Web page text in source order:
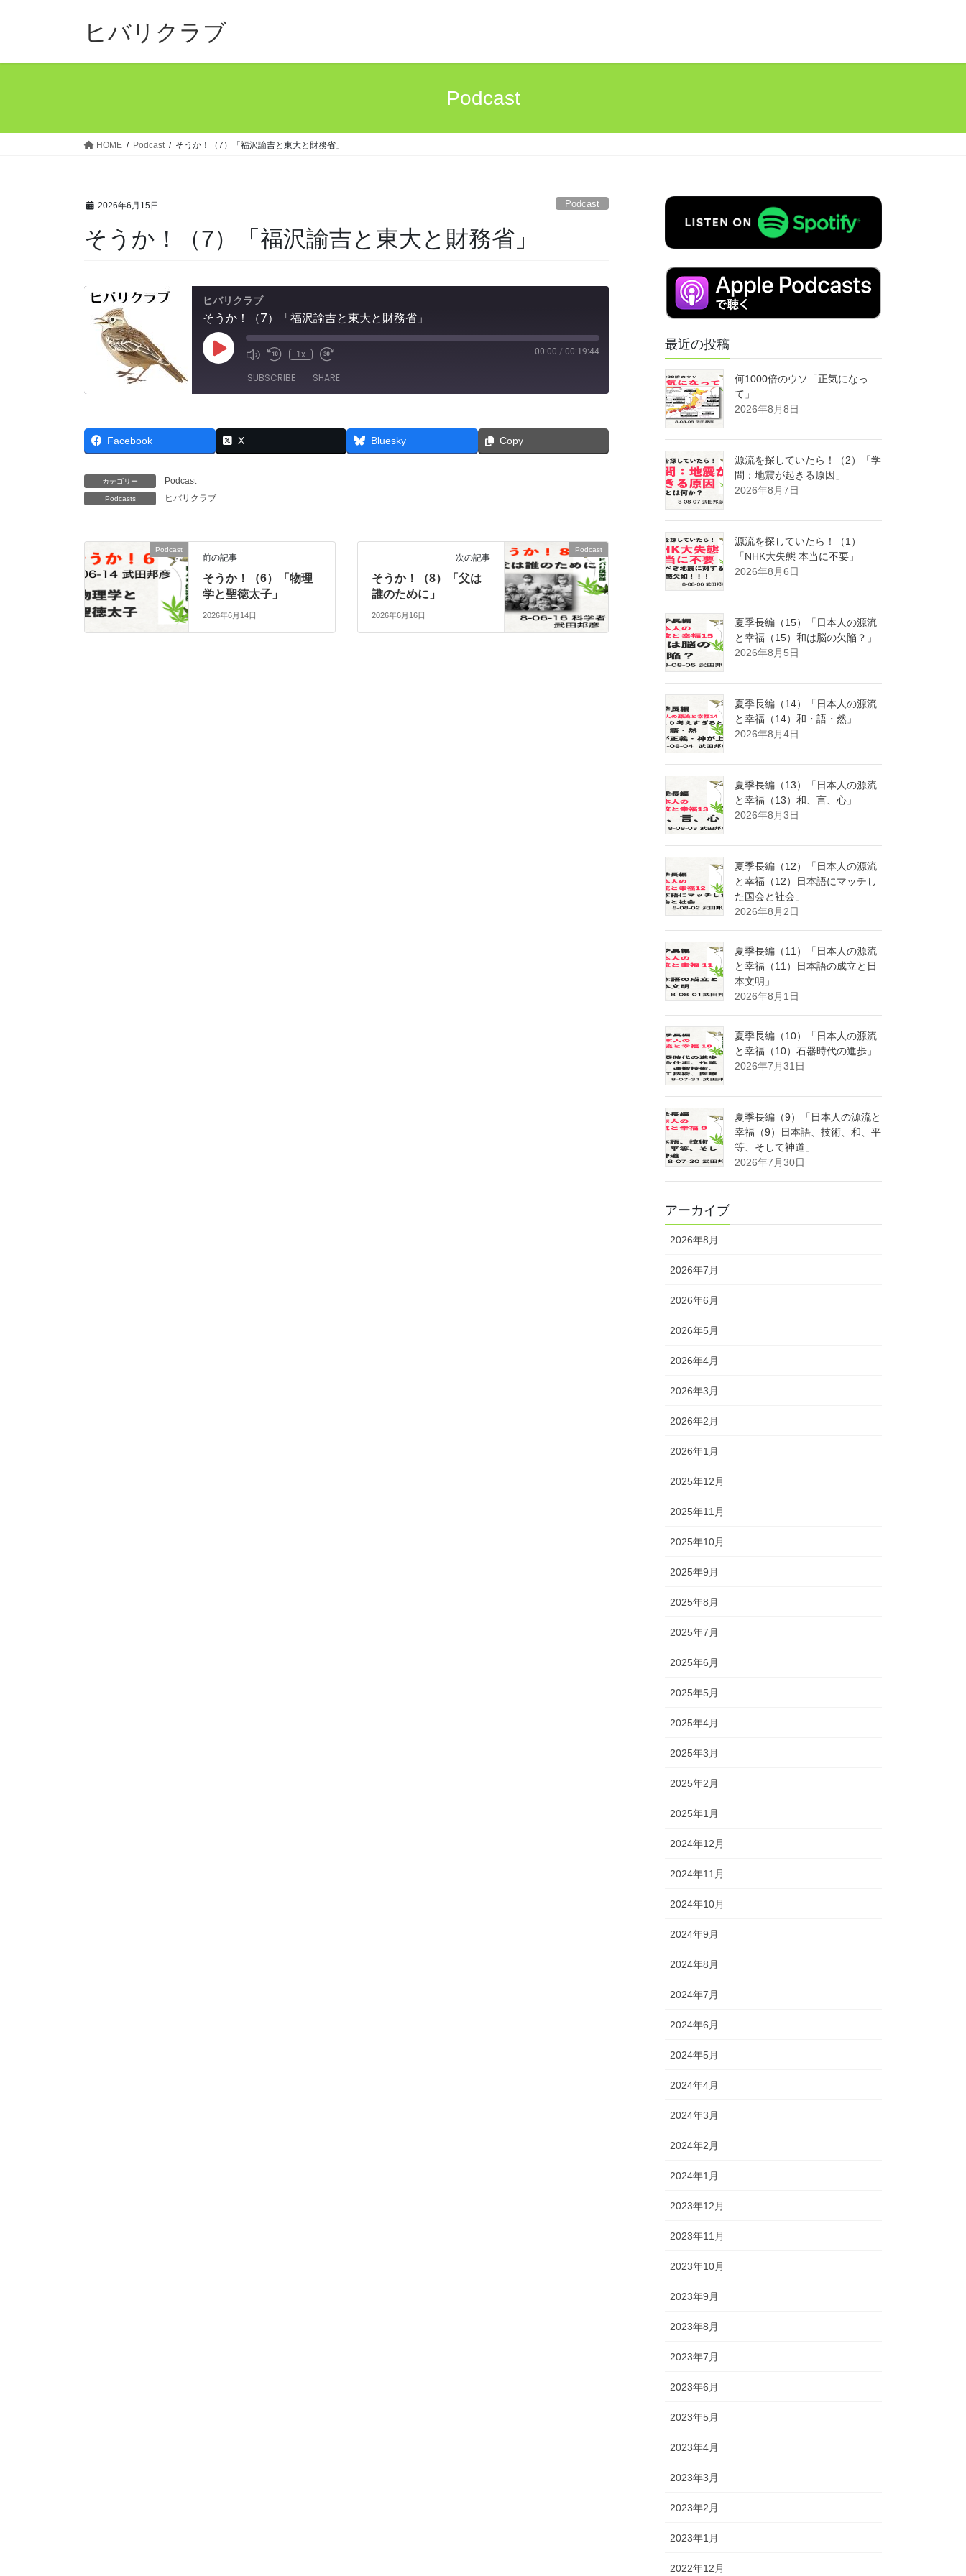
ヒバリクラブ
Podcast
HOME Podcast そうか！（7）「福沢諭吉と東大と財務省」
2026年6月15日 Podcast
そうか！（7）「福沢諭吉と東大と財務省」
ヒバリクラブ
そうか！（7）「福沢諭吉と東大と財務省」
Play
EpisodeMute/Unmute
Rewind
Seconds
1x
Fast
30
seconds
00:00 / 00:19:44
SUBSCRIBE SHARE
RSS FEED
LINK
EMBED
Facebook X Bluesky Copy
カテゴリー Podcast
Podcasts ヒバリクラブ
Podcast
前の記事
そうか！（6）「物理
学と聖徳太子」
2026年6月14日
Podcast
次の記事
そうか！（8）「父は
誰のために」
2026年6月16日
最近の投稿
何1000倍のウソ「正気になっ
て」
2026年8月8日
源流を探していたら！（2）「学
問：地震が起きる原因」
2026年8月7日
源流を探していたら！（1）
「NHK大失態 本当に不要」
2026年8月6日
夏季長編（15）「日本人の源流
と幸福（15）和は脳の欠陥？」
2026年8月5日
夏季長編（14）「日本人の源流
と幸福（14）和・語・然」
2026年8月4日
夏季長編（13）「日本人の源流
と幸福（13）和、言、心」
2026年8月3日
夏季長編（12）「日本人の源流
と幸福（12）日本語にマッチし
た国会と社会」
2026年8月2日
夏季長編（11）「日本人の源流
と幸福（11）日本語の成立と日
本文明」
2026年8月1日
夏季長編（10）「日本人の源流
と幸福（10）石器時代の進歩」
2026年7月31日
夏季長編（9）「日本人の源流と
幸福（9）日本語、技術、和、平
等、そして神道」
2026年7月30日
アーカイブ
2026年8月
2026年7月
2026年6月
2026年5月
2026年4月
2026年3月
2026年2月
2026年1月
2025年12月
2025年11月
2025年10月
2025年9月
2025年8月
2025年7月
2025年6月
2025年5月
2025年4月
2025年3月
2025年2月
2025年1月
2024年12月
2024年11月
2024年10月
2024年9月
2024年8月
2024年7月
2024年6月
2024年5月
2024年4月
2024年3月
2024年2月
2024年1月
2023年12月
2023年11月
2023年10月
2023年9月
2023年8月
2023年7月
2023年6月
2023年5月
2023年4月
2023年3月
2023年2月
2023年1月
2022年12月